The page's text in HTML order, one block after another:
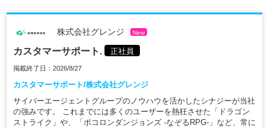
株式会社グレンジ New
カスタマーサポート. 正社員
掲載終了日：2026/8/27
カスタマーサポート/株式会社グレンジ
サイバーエージェントグループのノウハウを活かしたシナジーが当社
の強みです。 これまでには多くのユーザーを熱狂させた「ドラゴン
ストライク」や、「ポコロンダンジョンズ -なぞるRPG-」など、常に